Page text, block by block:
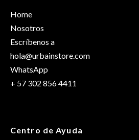
Home
Nosotros
Escríbenos a
hola@urbainstore.com
WhatsApp
+ 57 302 856 4411
Centro de Ayuda